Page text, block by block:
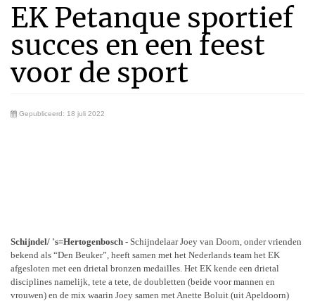
EK Petanque sportief
succes en een feest
voor de sport
Gepubliceerd: 18 juli 2022
Schijndel/ 's=Hertogenbosch - Schijndelaar Joey van Doorn, onder vrienden
bekend als “Den Beuker”, heeft samen met het Nederlands team het EK
afgesloten met een drietal bronzen medailles. Het EK kende een drietal
disciplines namelijk, tete a tete, de doubletten (beide voor mannen en
vrouwen) en de mix waarin Joey samen met Anette Boluit (uit Apeldoorn)